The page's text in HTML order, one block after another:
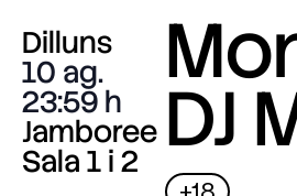
Dilluns
10 ag.
23:59
Jamboree
Sala 1 i 2 DJ